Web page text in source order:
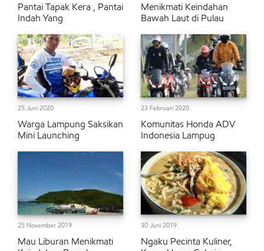
Pantai Tapak Kera , Pantai
Indah Yang
Menikmati Keindahan
Bawah Laut di Pulau
25 Juni 2020
Warga Lampung Saksikan
Mini Launching
23 Februari 2020
Komunitas Honda ADV
Indonesia Lampug
25 November 2019
Mau Liburan Menikmati
30 Juni 2019
Ngaku Pecinta Kuliner,